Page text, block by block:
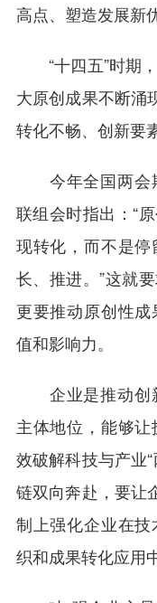
高点、塑造发展新
“十四五”时期，
大原创成果不断涌
转化不畅、创新要
今年全国两会
联组会时指出：“原
现转化，而不是停
长、推进。”这就
更要推动原创性
值和影响力。
企业是推动创
主体地位，能够
效破解科技与产业
链双向奔赴，要让
制上强化企业在
织和成果转化应用